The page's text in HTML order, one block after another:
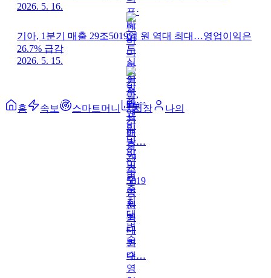
2026. 5. 16.
기아, 1분기 매출 29조5019억 원 역대 최대…영업이익은
26.7% 급감
2026. 5. 15.
홈 속보 스마트머니 시장 나의